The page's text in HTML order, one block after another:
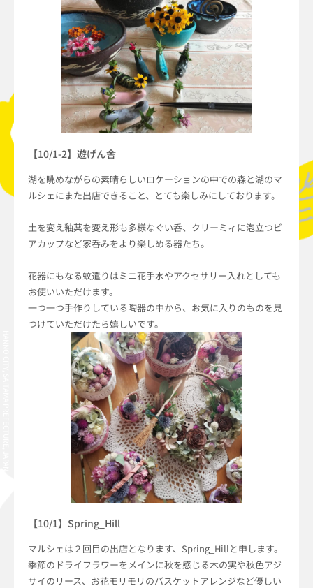
【10/1-2】遊げん舎
湖を眺めながらの素晴らしいロケーションの中での森と湖のマ
ルシェにまた出店できること、とても楽しみにしております。
土を変え釉薬を変え形も多様なぐい呑、クリーミィに泡立つビ
アカップなど家呑みをより楽しめる器たち。
花器にもなる蚊遣りはミニ花手水やアクセサリー入れとしても
お使いいただけます。
一つ一つ手作りしている陶器の中から、お気に入りのものを見
つけていただけたら嬉しいです。
【10/1】Spring_Hill
マルシェは２回目の出店となります、Spring_Hillと申します。
季節のドライフラワーをメインに秋を感じる木の実や秋色アジ
サイのリース、お花モリモリのバスケットアレンジなど優しい